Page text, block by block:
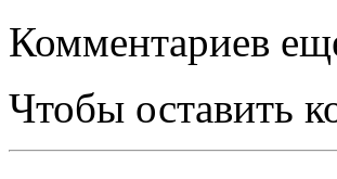
Комментариев
Чтобы оставить